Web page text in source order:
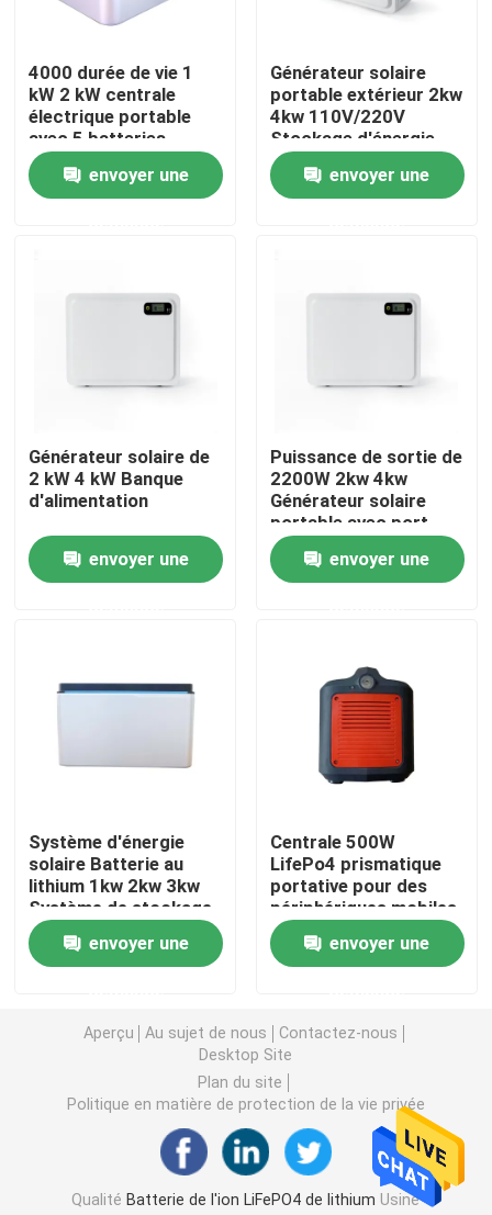
Aperçu
Produits
A propos de nous
Contact
nouvelles
paquet de batterie de 12v LiFePO4
paquet de batterie de 24v Lifepo4
Batterie à la maison d'énergie
Batterie de rv LiFePo4
Cellule de phosphate de lithium
petite batterie de lipo
4000 durée de vie 1
kW 2 kW centrale
électrique portable
avec 5 batteries
parallèles maximum
envoyer une
Générateur solaire
portable extérieur 2kw
4kw 110V/220V
Stockage d'énergie
Batterie au lithium
envoyer une
Générateur solaire de
2 kW 4 kW Banque
d'alimentation
envoyer une
Puissance de sortie de
2200W 2kw 4kw
Générateur solaire
portable avec port
USB 5V 2A
envoyer une
Système d'énergie
solaire Batterie au
lithium 1kw 2kw 3kw
Système de stockage
d'énergie hors réseau
envoyer une
Centrale 500W
LifePo4 prismatique
portative pour des
périphériques mobiles
envoyer une
Aperçu Au sujet de nous
Contactez-nous
Desktop Site
Plan du site
Politique en matière de protection de la vie privée
Qualité Batterie de l'ion LiFePO4 de lithium Usine